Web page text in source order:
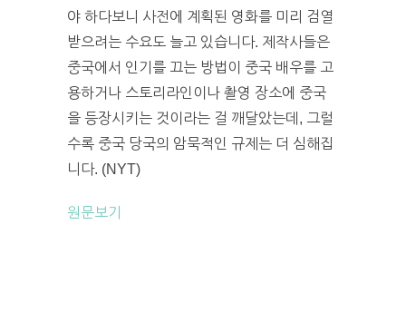
야 하다보니 사전에 계획된 영화를 미리 검열
받으려는 수요도 늘고 있습니다. 제작사들은
중국에서 인기를 끄는 방법이 중국 배우를 고
용하거나 스토리라인이나 촬영 장소에 중국
을 등장시키는 것이라는 걸 깨달았는데, 그럴
수록 중국 당국의 암묵적인 규제는 더 심해집
니다. (NYT)
원문보기